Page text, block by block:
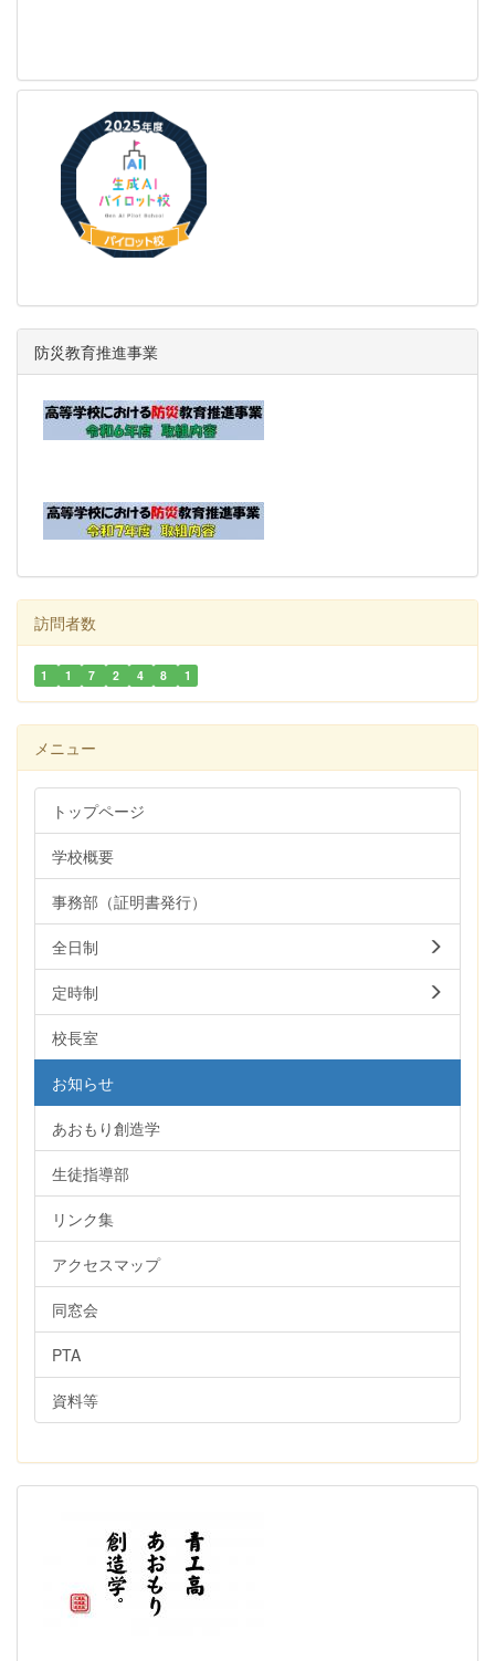
防災教育推進事業
訪問者数
1 1 7 2 4 8 1
メニュー
トップページ
学校概要
事務部（証明書発行）
全日制
定時制
校長室
お知らせ
あおもり創造学
生徒指導部
リンク集
アクセスマップ
同窓会
PTA
資料等